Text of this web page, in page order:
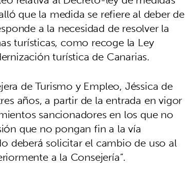
que la medida se refiere al deber de
a la necesidad de resolver la
turísticas, como recoge la Ley
turística de Canarias.
de Turismo y Empleo, Jéssica de
años, a partir de la entrada en vigor
sancionadores en los que no
que no pongan fin a la vía
deberá solicitar el cambio de uso al
a la Consejería”.